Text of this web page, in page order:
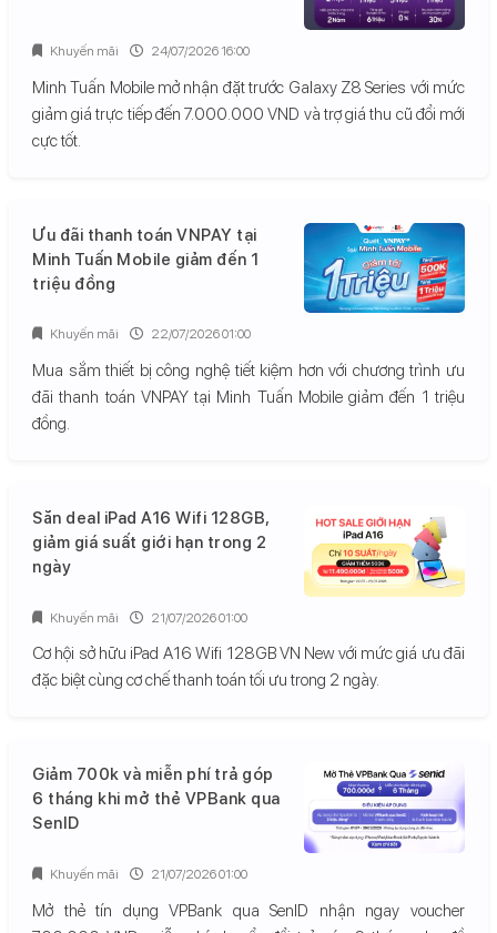
Minh Tuấn Mobile mở nhận đặt trước Galaxy Z8 Series với mức
giảm giá trực tiếp đến 7.000.000 VND và trợ giá thu cũ đổi mới
cực tốt.
Khuyến mãi 24/07/2026 16:00
Ưu đãi thanh toán VNPAY tại
Minh Tuấn Mobile giảm đến 1
triệu đồng
Mua sắm thiết bị công nghệ tiết kiệm hơn với chương trình ưu
đãi thanh toán VNPAY tại Minh Tuấn Mobile giảm đến 1 triệu
đồng.
Khuyến mãi 22/07/2026 01:00
Săn deal iPad A16 Wifi 128GB,
giảm giá suất giới hạn trong 2
ngày
Cơ hội sở hữu iPad A16 Wifi 128GB VN New với mức giá ưu đãi
đặc biệt cùng cơ chế thanh toán tối ưu trong 2 ngày.
Khuyến mãi 21/07/2026 01:00
Giảm 700k và miễn phí trả góp
6 tháng khi mở thẻ VPBank qua
SenID
Mở thẻ tín dụng VPBank qua SenID nhận ngay voucher
Khuyến mãi 21/07/2026 01:00